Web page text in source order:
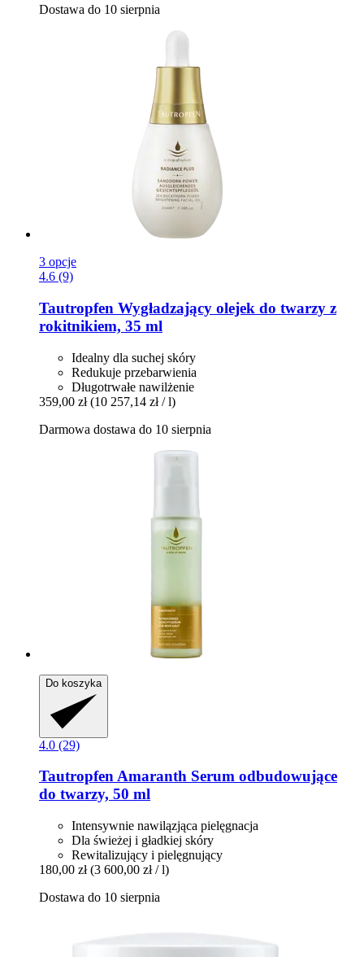
Dostawa do 10 sierpnia
3 opcje
4.6 (9)
Tautropfen Wygładzający olejek do twarzy z
rokitnikiem, 35 ml
Idealny dla suchej skóry
Redukuje przebarwienia
Długotrwałe nawilżenie
359,00 zł (10 257,14 zł / l)
Darmowa dostawa do 10 sierpnia
Do koszyka
4.0 (29)
TautropfenAmaranth Serum odbudowujące
do twarzy, 50 ml
Intensywnie nawilązjąca pielęgnacja
Dla świeżej i gładkiej skóry
Rewitalizujący i pielęgnujący
180,00 zł (3 600,00 zł / l)
Dostawa do 10 sierpnia